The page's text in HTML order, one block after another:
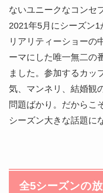
ないユニークなコンセ
2021年5月にシーズン
リアリティーショーの
ーマにした唯一無二の
ました。参加するカッ
気、マンネリ、結婚観
問題ばかり。だからこ
シーズン大きな話題に
全5シーズンの